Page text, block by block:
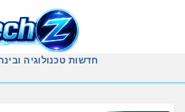
חדשות טכנולוגיה